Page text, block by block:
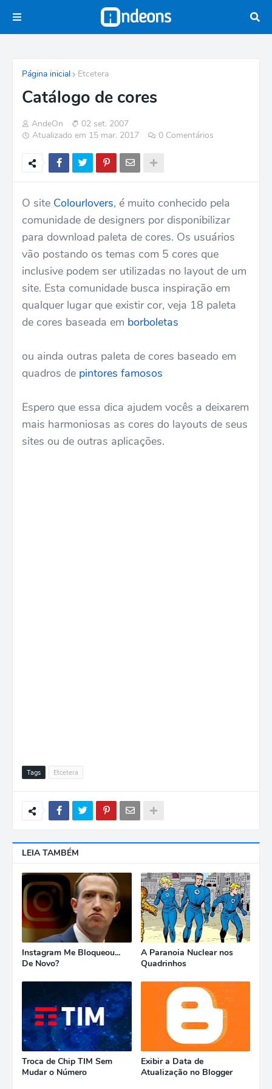
Página inicial Etcetera
Catálogo de cores
AndeOn
02 set. 2007
Atualizado em 15 mar. 2017
0 Comentários
O site Colourlovers, é muito conhecido pela
comunidade de designers por disponibilizar
para download paleta de cores. Os usuários
vão postando os temas com 5 cores que
inclusive podem ser utilizadas no layout de um
site. Esta comunidade busca inspiração em
qualquer lugar que existir cor, veja 18 paleta
de cores baseada em borboletas
ou ainda outras paleta de cores baseado em
quadros de pintores famosos
Espero que essa dica ajudem vocês a deixarem
mais harmoniosas as cores do layouts de seus
sites ou de outras aplicações.
Tags Etcetera
LEIA TAMBÉM
Instagram Me Bloqueou...
De Novo?
A Paranoia Nuclear nos
Quadrinhos
Troca de Chip TIM Sem
Mudar o Número
Exibir a Data de
Atualização no Blogger